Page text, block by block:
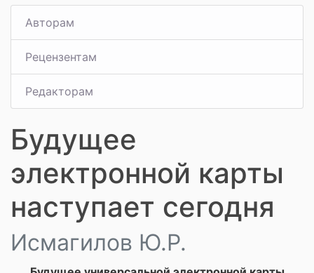
Авторам
Рецензентам
Редакторам
Будущее
электронной карты
наступает сегодня
Исмагилов Ю.Р.